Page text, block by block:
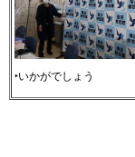
‣いかがでしょう